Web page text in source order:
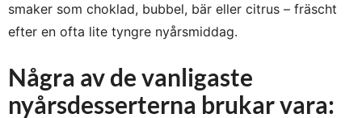
smaker som choklad, bubbel, bär eller citrus – fräscht
efter en ofta lite tyngre nyårsmiddag.
Några av de vanligaste
nyårsdesserterna brukar vara: